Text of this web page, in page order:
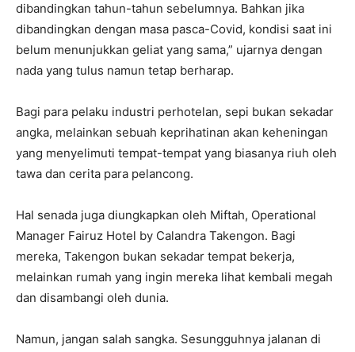
dibandingkan tahun-tahun sebelumnya. Bahkan jika
dibandingkan dengan masa pasca-Covid, kondisi saat ini
belum menunjukkan geliat yang sama,” ujarnya dengan
nada yang tulus namun tetap berharap.
Bagi para pelaku industri perhotelan, sepi bukan sekadar
angka, melainkan sebuah keprihatinan akan keheningan
yang menyelimuti tempat-tempat yang biasanya riuh oleh
tawa dan cerita para pelancong.
Hal senada juga diungkapkan oleh Miftah, Operational
Manager Fairuz Hotel by Calandra Takengon. Bagi
mereka, Takengon bukan sekadar tempat bekerja,
melainkan rumah yang ingin mereka lihat kembali megah
dan disambangi oleh dunia.
Namun, jangan salah sangka. Sesungguhnya jalanan di